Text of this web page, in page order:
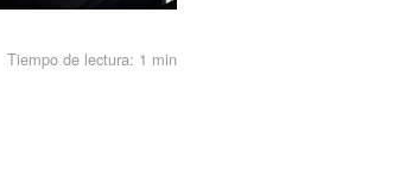
Tiempo de lectura: 1 min